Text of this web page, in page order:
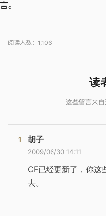
言。
阅读人数： 1,106
胡子
2009/06/30 14:11
CF已经更新了，你这
去。